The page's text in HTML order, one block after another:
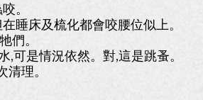
。
睡床及梳化都會咬腰位似上。
們。
可是情況依然。對,這是跳蚤。
理。